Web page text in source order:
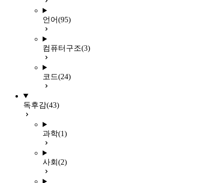
언어(95)
컴퓨터구조(3)
코드(24)
독후감(43)
과학(1)
사회 (2)